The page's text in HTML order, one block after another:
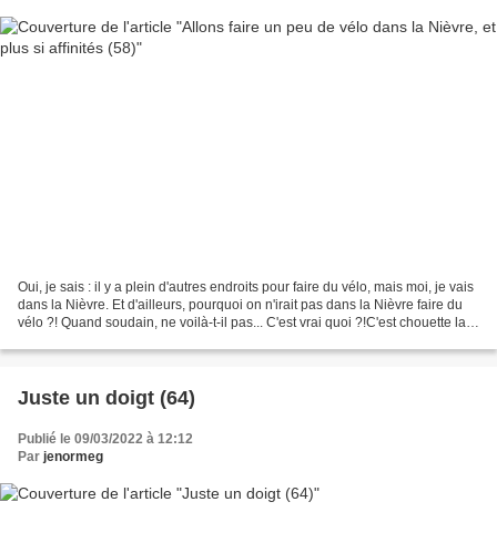
Oui, je sais : il y a plein d'autres endroits pour faire du vélo, mais moi, je vais
dans la Nièvre. Et d'ailleurs, pourquoi on n'irait pas dans la Nièvre faire du
vélo ?! Quand soudain, ne voilà-t-il pas... C'est vrai quoi ?!C'est chouette la
Juste un doigt (64)
Publié le 09/03/2022 à 12:12
Par jenormeg